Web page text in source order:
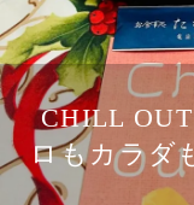
CHILL
ロもカラダ